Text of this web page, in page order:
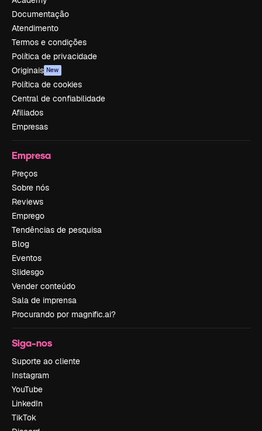
Documentação
Atendimento
Termos e condições
Política de privacidade
Originais New
Política de cookies
Central de confiabilidade
Afiliados
Empresas
Empresa
Preços
Sobre nós
Reviews
Emprego
Tendências de pesquisa
Blog
Eventos
Slidesgo
Vender conteúdo
Sala de imprensa
Procurando por magnific.ai?
Siga-nos
Suporte ao cliente
Instagram
YouTube
LinkedIn
TikTok